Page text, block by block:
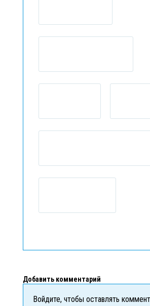
Добавить комментарий
Войдите, чтобы оставлять